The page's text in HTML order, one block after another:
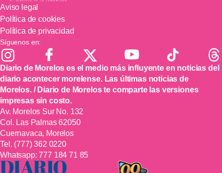
Aviso legal
Política de cookies
Política de privacidad
Síguenos en:
Diario de Morelos es el medio más influyente en noticias del
diario acontecer morelense. Las últimas noticias de
Morelos. / Diario de Morelos te comparte las versiones
impresas sin costo.
Av. Morelos Sur No. 132
Col. Las Palmas 62050
Cuernavaca, Morelos
Tel. (777) 362 0220
Whatsapp:777 184 71 85